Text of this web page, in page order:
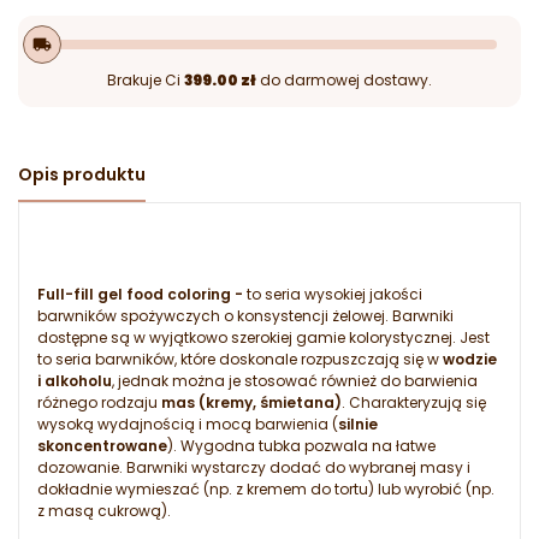
local_shipping
Brakuje Ci 399.00 złdo darmowej dostawy.
Opis produktu
Full-fill gel food coloring - to seria wysokiej jakości
barwników spożywczych o konsystencji żelowej. Barwniki
dostępne są w wyjątkowo szerokiej gamie kolorystycznej. Jest
to seria barwników, które doskonale rozpuszczają się wwodzie
i alkoholu, jednak można je stosować również do barwienia
różnego rodzaju mas (kremy, śmietana). Charakteryzują się
wysoką wydajnością i mocą barwienia (silnie
skoncentrowane). Wygodna tubka pozwala na łatwe
dozowanie. Barwniki wystarczy dodać do wybranej masy i
dokładnie wymieszać (np. z kremem do tortu) lub wyrobić (np.
z masą cukrową).